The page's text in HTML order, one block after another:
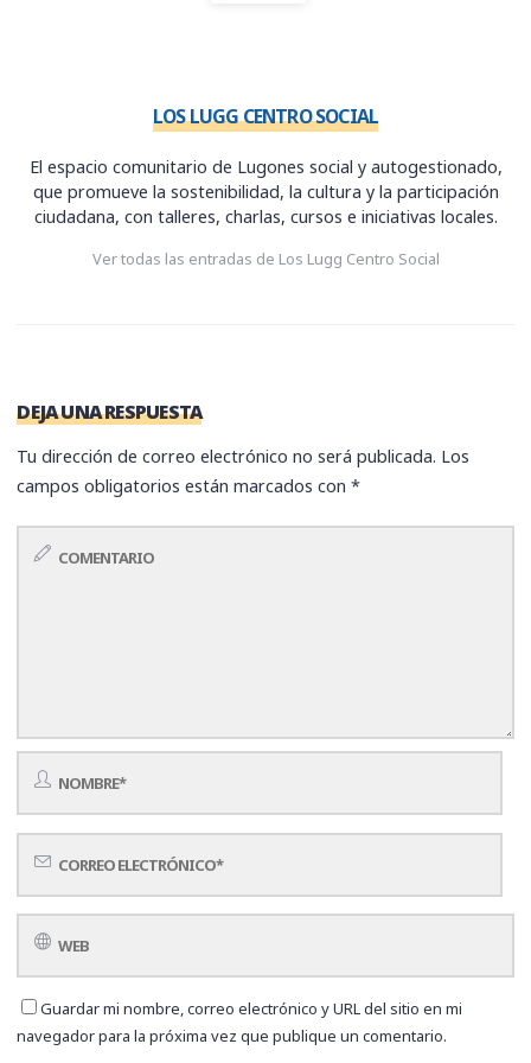
LOS LUGG CENTRO SOCIAL
El espacio comunitario de Lugones social y autogestionado,
que promueve la sostenibilidad, la cultura y la participación
ciudadana, con talleres, charlas, cursos e iniciativas locales.
Ver todas las entradas de Los Lugg Centro Social
DEJA UNA RESPUESTA
Tu dirección de correo electrónico no será publicada. Los
campos obligatorios están marcados con*
Guardar mi nombre, correo electrónico y URL del sitio en mi
navegador para la próxima vez que publique un comentario.